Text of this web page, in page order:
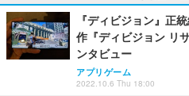
『ディビジョン』正
作『ディビジョン リ
ンタビュー
アプリゲーム
2022.10.6 Thu 18:00